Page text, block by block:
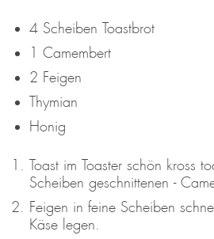
4 Scheiben Toastbrot
1 Camembert
2 Feigen
Thymian
Honig
Toast im Toaster schön kross
Scheiben geschnittenen -
Feigen in feine Scheiben
Käse legen.